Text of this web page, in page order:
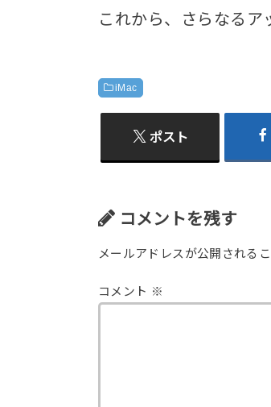
これから、さらなるア
iMac
ポスト
コメントを残す
メールアドレスが公開される
コメント ※